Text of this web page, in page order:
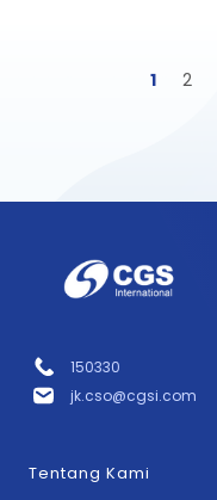
1 2
150330
jk.cso@cgsi.com
Tentang Kami